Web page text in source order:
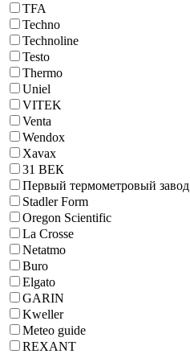
TFA
Techno
Technoline
Testo
Thermo
Uniel
VITEK
Venta
Wendox
Xavax
31 ВЕК
Первый термометровый завод
Stadler Form
Oregon Scientific
La Crosse
Netatmo
Buro
Elgato
GARIN
Kweller
Meteo guide
REXANT